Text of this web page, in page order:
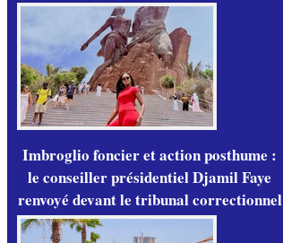
Imbroglio foncier et action posthume :
le conseiller présidentiel Djamil Faye
renvoyé devant le tribunal correctionnel